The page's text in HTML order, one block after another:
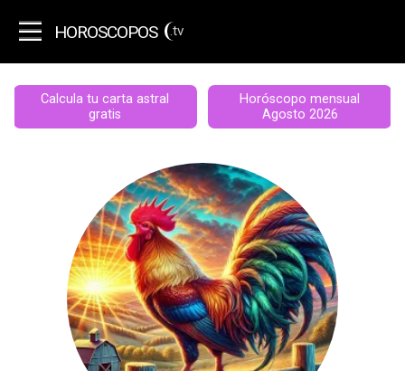
HOROSCOPOS .tv
Calcula tu carta astral
gratis
Horóscopo mensual
Agosto 2026